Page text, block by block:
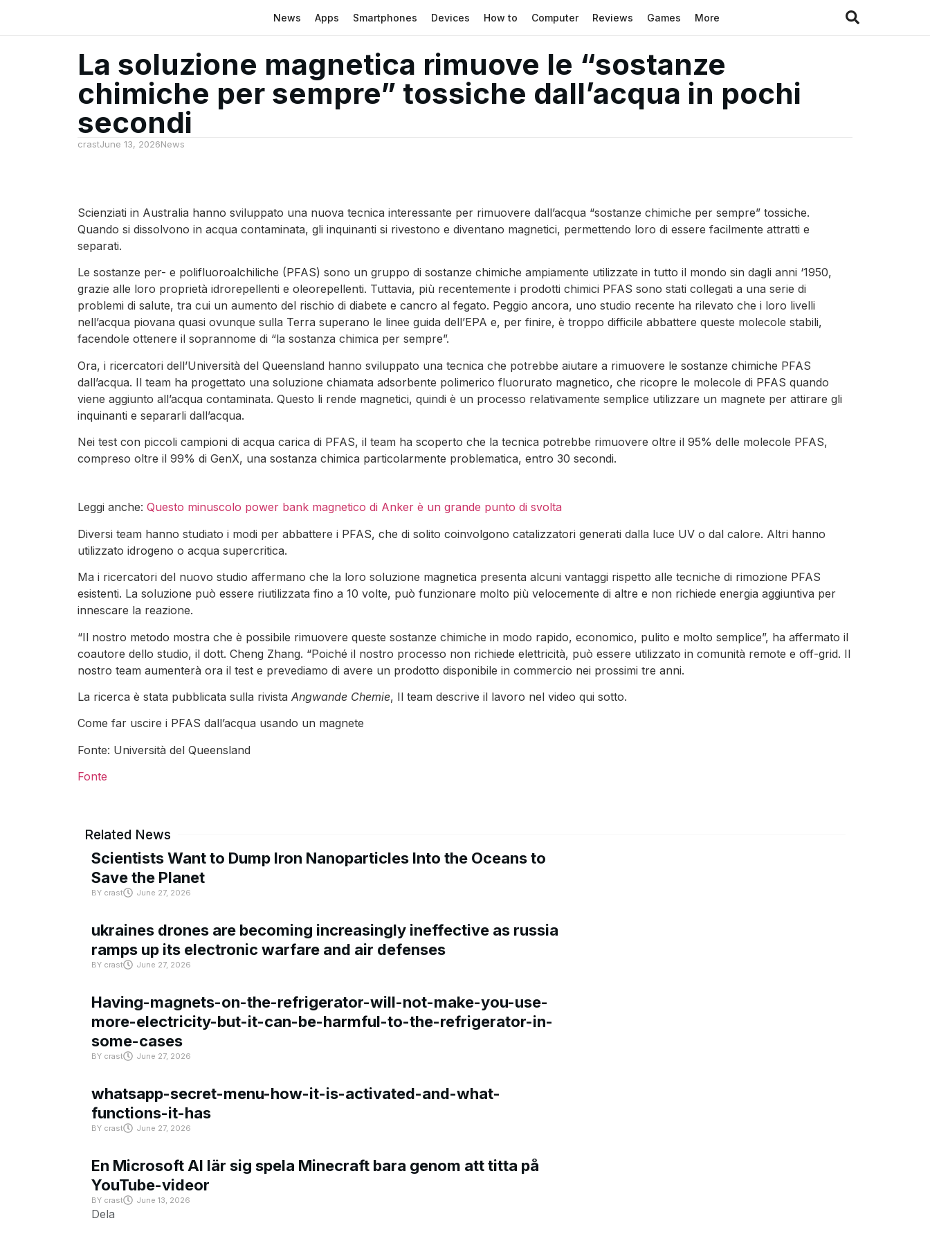
News Apps Smartphones Devices How to Computer Reviews Games More
La soluzione magnetica rimuove le “sostanze
chimiche per sempre” tossiche dall’acqua in pochi
secondi
crastJune 13, 2026News
Scienziati in Australia hanno sviluppato una nuova tecnica interessante per rimuovere dall’acqua “sostanze chimiche per sempre” tossiche.
Quando si dissolvono in acqua contaminata, gli inquinanti si rivestono e diventano magnetici, permettendo loro di essere facilmente attratti e
separati.
Le sostanze per- e polifluoroalchiliche (PFAS) sono un gruppo di sostanze chimiche ampiamente utilizzate in tutto il mondo sin dagli anni ‘1950,
grazie alle loro proprietà idrorepellenti e oleorepellenti. Tuttavia, più recentemente i prodotti chimici PFAS sono stati collegati a una serie di
problemi di salute, tra cui un aumento del rischio di diabete e cancro al fegato. Peggio ancora, uno studio recente ha rilevato che i loro livelli
nell’acqua piovana quasi ovunque sulla Terra superano le linee guida dell’EPA e, per finire, è troppo difficile abbattere queste molecole stabili,
facendole ottenere il soprannome di “la sostanza chimica per sempre”.
Ora, i ricercatori dell’Università del Queensland hanno sviluppato una tecnica che potrebbe aiutare a rimuovere le sostanze chimiche PFAS
dall’acqua. Il team ha progettato una soluzione chiamata adsorbente polimerico fluorurato magnetico, che ricopre le molecole di PFAS quando
viene aggiunto all’acqua contaminata. Questo li rende magnetici, quindi è un processo relativamente semplice utilizzare un magnete per attirare gli
inquinanti e separarli dall’acqua.
Nei test con piccoli campioni di acqua carica di PFAS, il team ha scoperto che la tecnica potrebbe rimuovere oltre il 95% delle molecole PFAS,
compreso oltre il 99% di GenX, una sostanza chimica particolarmente problematica, entro 30 secondi.
Leggi anche: Questo minuscolo power bank magnetico di Anker è un grande punto di svolta
Diversi team hanno studiato i modi per abbattere i PFAS, che di solito coinvolgono catalizzatori generati dalla luce UV o dal calore. Altri hanno
utilizzato idrogeno o acqua supercritica.
Ma i ricercatori del nuovo studio affermano che la loro soluzione magnetica presenta alcuni vantaggi rispetto alle tecniche di rimozione PFAS
esistenti. La soluzione può essere riutilizzata fino a 10 volte, può funzionare molto più velocemente di altre e non richiede energia aggiuntiva per
innescare la reazione.
“Il nostro metodo mostra che è possibile rimuovere queste sostanze chimiche in modo rapido, economico, pulito e molto semplice”, ha affermato il
coautore dello studio, il dott. Cheng Zhang. “Poiché il nostro processo non richiede elettricità, può essere utilizzato in comunità remote e off-grid. Il
nostro team aumenterà ora il test e prevediamo di avere un prodotto disponibile in commercio nei prossimi tre anni.
La ricerca è stata pubblicata sulla rivista Angwande Chemie, Il team descrive il lavoro nel video qui sotto.
Come far uscire i PFAS dall’acqua usando un magnete
Fonte: Università del Queensland
Fonte
Related News
Scientists Want to Dump Iron Nanoparticles Into the Oceans to
Save the Planet
BY crast June 27, 2026
ukraines drones are becoming increasingly ineffective as russia
ramps up its electronic warfare and air defenses
BY crast June 27, 2026
Having-magnets-on-the-refrigerator-will-not-make-you-use-
more-electricity-but-it-can-be-harmful-to-the-refrigerator-in-
some-cases
BY crast June 27, 2026
whatsapp-secret-menu-how-it-is-activated-and-what-
functions-it-has
BY crast June 27, 2026
En Microsoft AI lär sig spela Minecraft bara genom att titta på
YouTube-videor
BY crast June 13, 2026
Dela